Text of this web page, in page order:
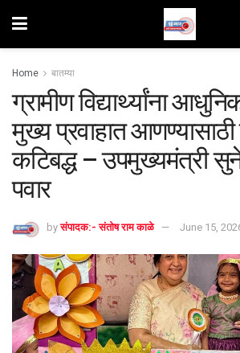
Home बातम्या
ग्रामीण विद्यार्थ्यांना
मुख्य प्रवाहात
कटिबद्ध – उपमुख्यमंत्री
पवार
by संपादक:- संतोष राम काळे June 15,